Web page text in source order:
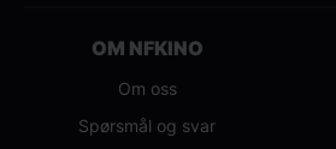
OM NFKINO
Om oss
Spørsmål og svar